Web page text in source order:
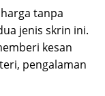
tanpa
jenis skrin ini.
kesan
pengalaman